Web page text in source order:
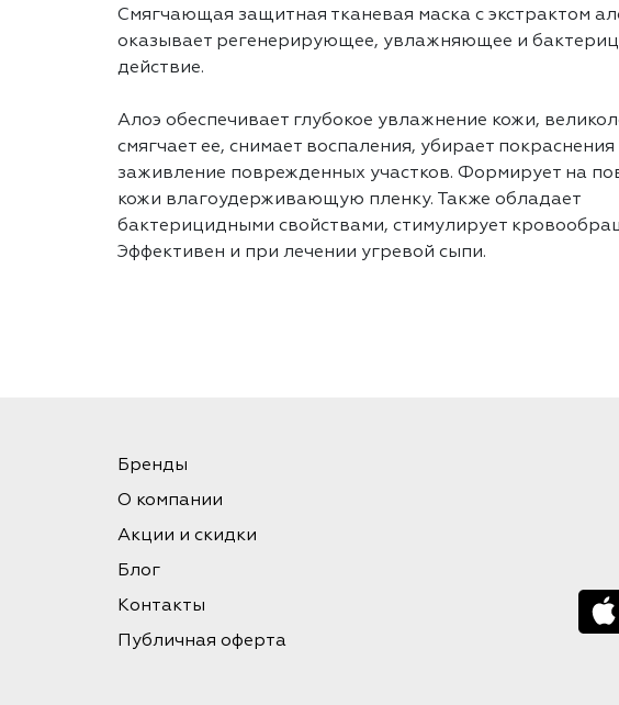
Смягчающая защитная тканевая маска с экстрактом
оказывает регенерирующее, увлажняющее и
действие.
Алоэ обеспечивает глубокое увлажнение кожи,
смягчает ее, снимает воспаления, убирает покраснения
заживление поврежденных участков. Формирует на
кожи влагоудерживающую пленку. Также обладает
бактерицидными свойствами, стимулирует
Эффективен и при лечении угревой сыпи.
Бренды
О компании
Акции и скидки
Блог
Контакты
Публичная оферта